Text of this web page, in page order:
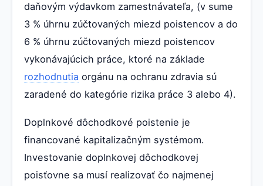
daňovým výdavkom zamestnávateľa, (v sume
3 % úhrnu zúčtovaných miezd poistencov a do
6 % úhrnu zúčtovaných miezd poistencov
vykonávajúcich práce, ktoré na základe
rozhodnutia orgánu na ochranu zdravia sú
zaradené do kategórie rizika práce 3 alebo 4).
Doplnkové dôchodkové poistenie je
financované kapitalizačným systémom.
Investovanie doplnkovej dôchodkovej
poisťovne sa musí realizovať čo najmenej